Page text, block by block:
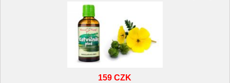
159 CZK